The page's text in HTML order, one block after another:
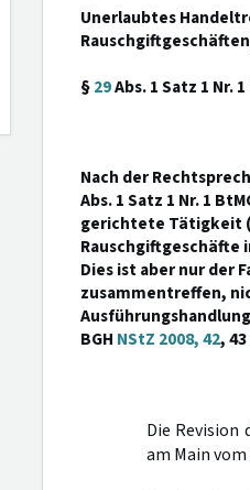
Unerlaubtes
§29Abs. 1 Satz 1 Nr.
Nach der
Abs. 1 Satz 1 Nr. 1
gerichtete Tätigkeit
Rauschgiftgeschäfte
Dies ist aber nur der
zusammentreffen,
BGH NStZ 2008, 42,
Die
am Main vom